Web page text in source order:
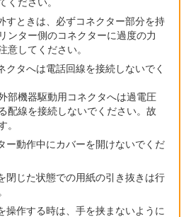
すときは、必ずコネクター部分を持
ンター側のコネクターに過度の力
意してください。
クタへは電話回線を接続しないでく
部機器駆動用コネクタへは過電圧
配線を接続しないでください。故
。
ー動作中にカバーを開けないでくだ
閉じた状態での用紙の引き抜きは行
操作する時は、手を挟まないように